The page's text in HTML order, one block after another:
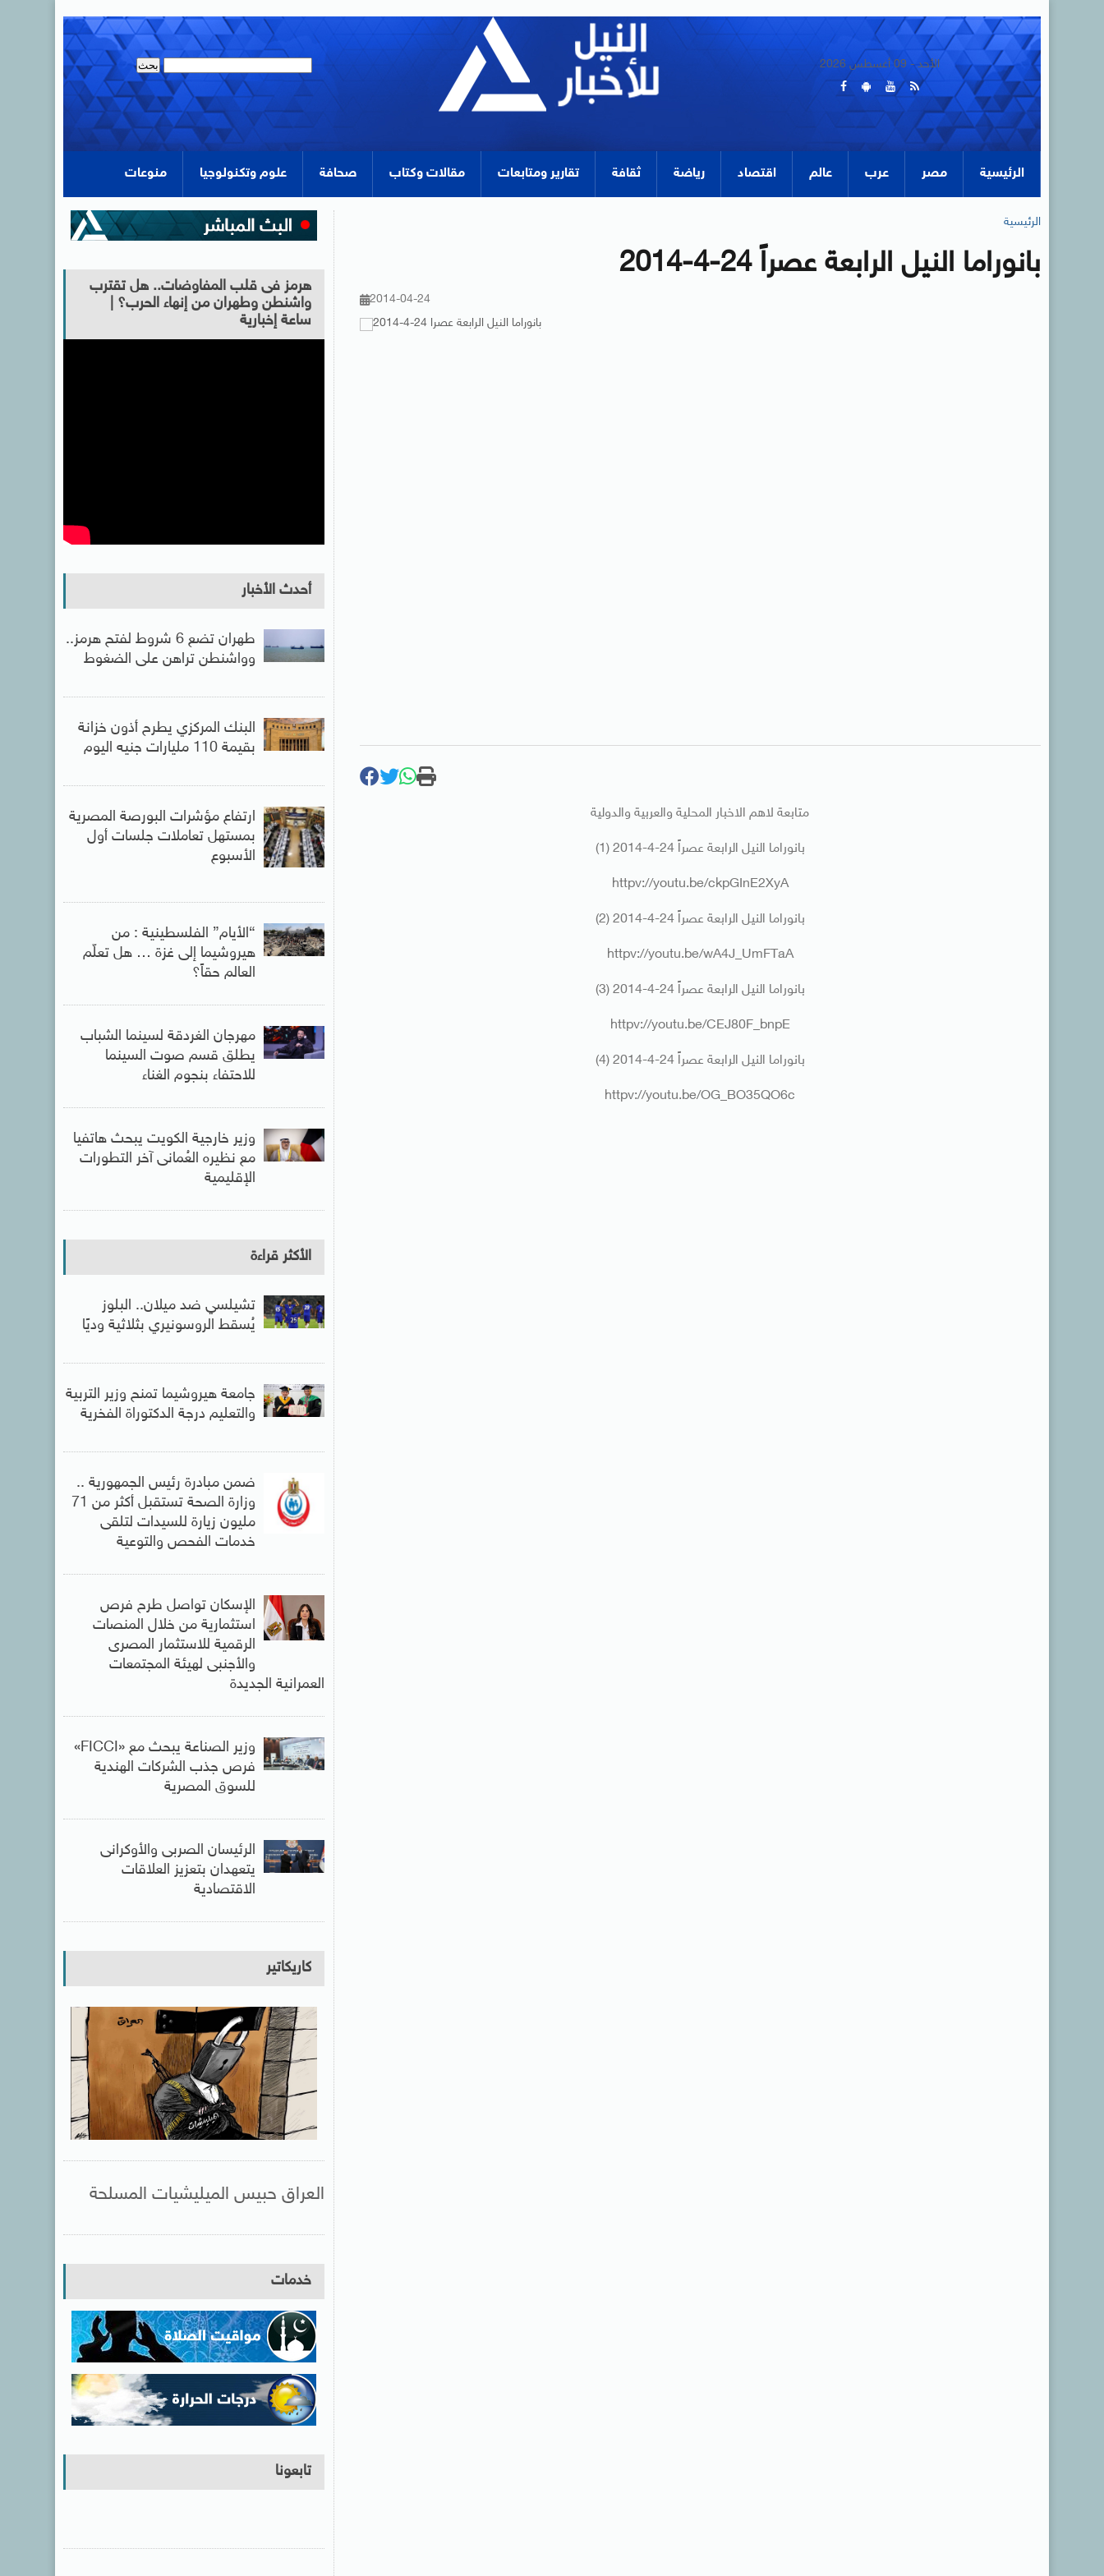
الأحد - 09 أغسطس 2026
الرئيسية مصر عرب عالم اقتصاد رياضة ثقافة تقارير ومتابعات مقالات وكتاب صحافة علوم وتكنولوجيا منوعات
الرئيسية
بانوراما النيل الرابعة عصراً 24-4-2014
2014-04-24
متابعة لاهم الاخبار المحلية والعربية والدولية
بانوراما النيل الرابعة عصراً 24-4-2014 (1)
httpv://youtu.be/ckpGInE2XyA
بانوراما النيل الرابعة عصراً 24-4-2014 (2)
httpv://youtu.be/wA4J_UmFTaA
بانوراما النيل الرابعة عصراً 24-4-2014 (3)
httpv://youtu.be/CEJ80F_bnpE
بانوراما النيل الرابعة عصراً 24-4-2014 (4)
httpv://youtu.be/OG_BO35QO6c
هرمز فى قلب المفاوضات.. هل تقترب
واشنطن وطهران من إنهاء الحرب؟ |
ساعة إخبارية
أحدث الأخبار
طهران تضع 6 شروط لفتح هرمز..
وواشنطن تراهن على الضغوط
البنك المركزي يطرح أذون خزانة
بقيمة 110 مليارات جنيه اليوم
ارتفاع مؤشرات البورصة المصرية
بمستهل تعاملات جلسات أول
الأسبوع
“الأيام” الفلسطينية : من
هيروشيما إلى غزة … هل تعلّم
العالم حقاً؟
مهرجان الغردقة لسينما الشباب
يطلق قسم صوت السينما
للاحتفاء بنجوم الغناء
وزير خارجية الكويت يبحث هاتفيا
مع نظيره العُمانى آخر التطورات
الإقليمية
الأكثر قراءة
تشيلسي ضد ميلان.. البلوز
يُسقط الروسونيري بثلاثية وديًا
جامعة هيروشيما تمنح وزير التربية
والتعليم درجة الدكتوراة الفخرية
ضمن مبادرة رئيس الجمهورية ..
وزارة الصحة تستقبل أكثر من 71
مليون زيارة للسيدات لتلقى
خدمات الفحص والتوعية
الإسكان تواصل طرح فرص
استثمارية من خلال المنصات
الرقمية للاستثمار المصرى
والأجنبى لهيئة المجتمعات
العمرانية الجديدة
وزير الصناعة يبحث مع «FICCI»
فرص جذب الشركات الهندية
للسوق المصرية
الرئيسان الصربى والأوكرانى
يتعهدان بتعزيز العلاقات
الاقتصادية
كاريكاتير
العراق حبيس الميليشيات المسلحة
خدمات
تابعونا